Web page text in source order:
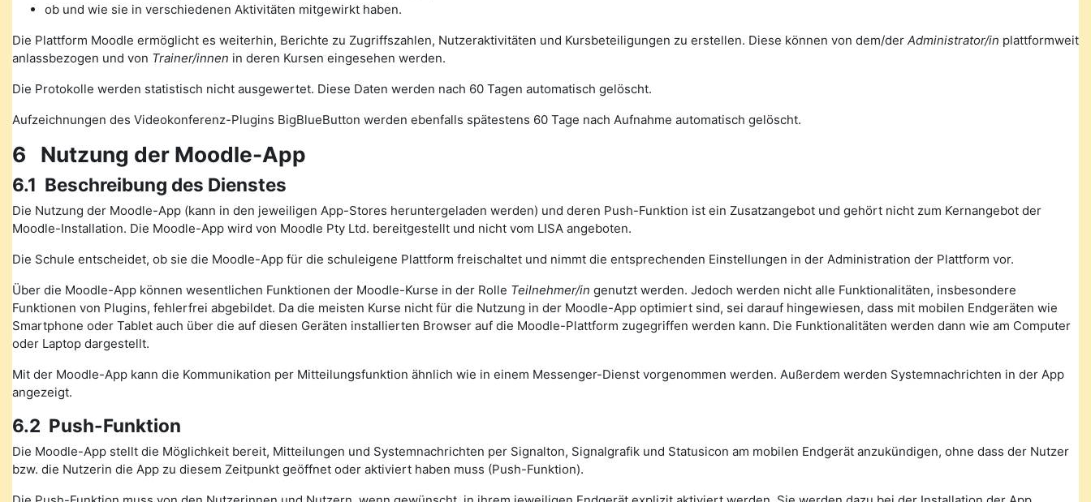
ob und wie sie in verschiedenen Aktivitäten mitgewirkt haben.
Die Plattform Moodle ermöglicht es weiterhin, Berichte zu Zugriffszahlen, Nutzeraktivitäten und Kursbeteiligungen zu erstellen. Diese können von dem/der Administrator/in plattformweit
anlassbezogen und von Trainer/innen in deren Kursen eingesehen werden.
Die Protokolle werden statistisch nicht ausgewertet. Diese Daten werden nach 60 Tagen automatisch gelöscht.
Aufzeichnungen des Videokonferenz-Plugins BigBlueButton werden ebenfalls spätestens 60 Tage nach Aufnahme automatisch gelöscht.
6 Nutzung der Moodle-App
6.1 Beschreibung des Dienstes
Die Nutzung der Moodle-App (kann in den jeweiligen App-Stores heruntergeladen werden) und deren Push-Funktion ist ein Zusatzangebot und gehört nicht zum Kernangebot der
Moodle-Installation. Die Moodle-App wird von Moodle Pty Ltd. bereitgestellt und nicht vom LISA angeboten.
Die Schule entscheidet, ob sie die Moodle-App für die schuleigene Plattform freischaltet und nimmt die entsprechenden Einstellungen in der Administration der Plattform vor.
Über die Moodle-App können wesentlichen Funktionen der Moodle-Kurse in der Rolle Teilnehmer/in genutzt werden. Jedoch werden nicht alle Funktionalitäten, insbesondere
Funktionen von Plugins, fehlerfrei abgebildet. Da die meisten Kurse nicht für die Nutzung in der Moodle-App optimiert sind, sei darauf hingewiesen, dass mit mobilen Endgeräten wie
Smartphone oder Tablet auch über die auf diesen Geräten installierten Browser auf die Moodle-Plattform zugegriffen werden kann. Die Funktionalitäten werden dann wie am Computer
oder Laptop dargestellt.
Mit der Moodle-App kann die Kommunikation per Mitteilungsfunktion ähnlich wie in einem Messenger-Dienst vorgenommen werden. Außerdem werden Systemnachrichten in der App
angezeigt.
6.2 Push-Funktion
Die Moodle-App stellt die Möglichkeit bereit, Mitteilungen und Systemnachrichten per Signalton, Signalgrafik und Statusicon am mobilen Endgerät anzukündigen, ohne dass der Nutzer
bzw. die Nutzerin die App zu diesem Zeitpunkt geöffnet oder aktiviert haben muss (Push-Funktion).